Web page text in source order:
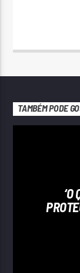
TAMBÉM PODE
‘O